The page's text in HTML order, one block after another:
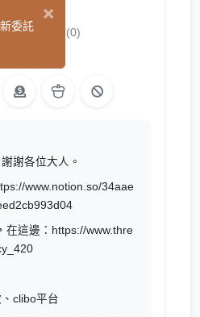
(0)
謝各位大人。
www.notion.so/34aae
在這邊：https://www.thre
、clibo平台
×
委託